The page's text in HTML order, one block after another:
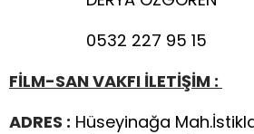
0532 227 95 15
FİLM-SAN VAKFI İLETİŞİM :
ADRES : Hüseyinağa